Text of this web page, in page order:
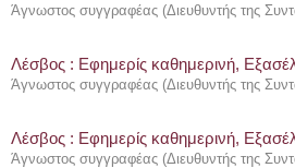
Άγνωστος συγγραφέας (Διευθυντής της
Λέσβος : Eφημερίς καθημερινή,
Άγνωστος συγγραφέας (Διευθυντής της
Λέσβος : Eφημερίς καθημερινή,
Άγνωστος συγγραφέας (Διευθυντής της